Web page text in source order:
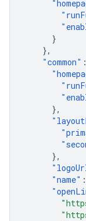
"
"
"
}
},
"common" :
"
"
"
},
"
"
"
},
"
"name" :
"